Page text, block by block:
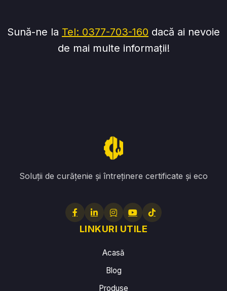
Sună-ne la Tel: 0377-703-160 dacă ai nevoie
de mai multe informații!
Soluții de curățenie și întreținere certificate și eco
LINKURI UTILE
Acasă
Blog
Produse